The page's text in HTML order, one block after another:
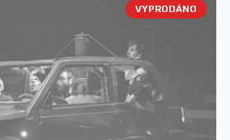
VYPRODÁNO